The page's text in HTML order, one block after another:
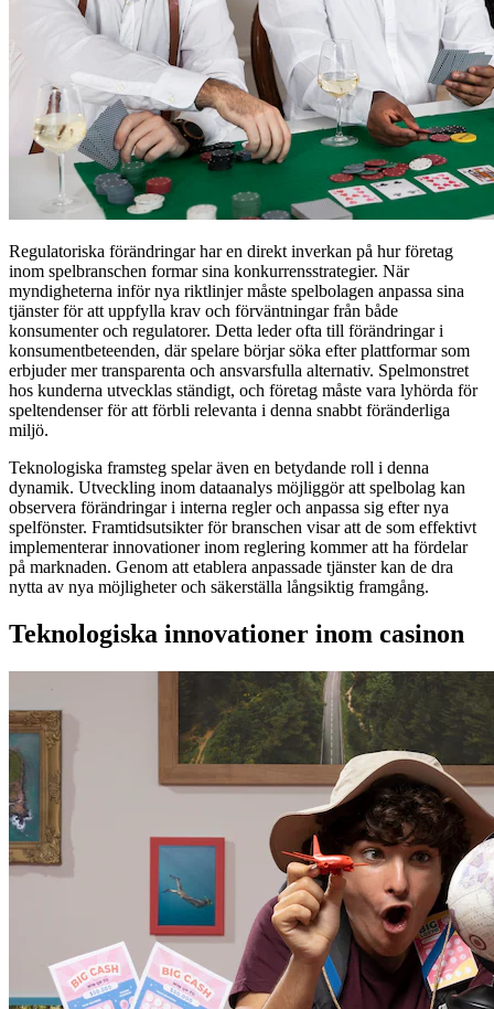
Regulatoriska förändringar har en direkt inverkan på hur företag
inom spelbranschen formar sina konkurrensstrategier. När
myndigheterna inför nya riktlinjer måste spelbolagen anpassa sina
tjänster för att uppfylla krav och förväntningar från både
konsumenter och regulatorer. Detta leder ofta till förändringar i
konsumentbeteenden, där spelare börjar söka efter plattformar som
erbjuder mer transparenta och ansvarsfulla alternativ. Spelmonstret
hos kunderna utvecklas ständigt, och företag måste vara lyhörda för
speltendenser för att förbli relevanta i denna snabbt föränderliga
miljö.
Teknologiska framsteg spelar även en betydande roll i denna
dynamik. Utveckling inom dataanalys möjliggör att spelbolag kan
observera förändringar i interna regler och anpassa sig efter nya
spelfönster. Framtidsutsikter för branschen visar att de som effektivt
implementerar innovationer inom reglering kommer att ha fördelar
på marknaden. Genom att etablera anpassade tjänster kan de dra
nytta av nya möjligheter och säkerställa långsiktig framgång.
Teknologiska innovationer inom casinon